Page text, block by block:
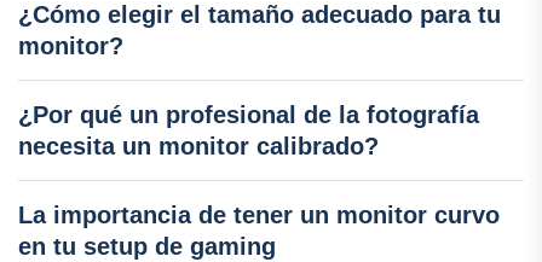
¿Cómo elegir el tamaño adecuado para tu
monitor?
¿Por qué un profesional de la fotografía
necesita un monitor calibrado?
La importancia de tener un monitor curvo
en tu setup de gaming